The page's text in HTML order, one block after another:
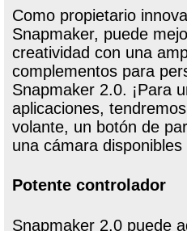
Como propietario
Snapmaker, puede
creatividad con una
complementos para
Snapmaker 2.0. ¡Para
aplicaciones,
volante, un botón de
una cámara
Potente controlador
Snapmaker 2.0 puede